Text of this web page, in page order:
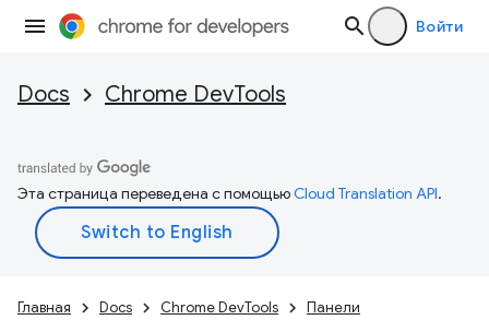
Войти
Docs Chrome DevTools
Эта страница переведена с помощьюCloud Translation API.
Главная Docs Chrome DevTools Панели